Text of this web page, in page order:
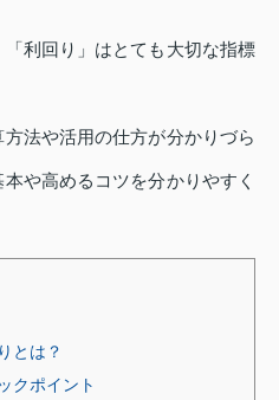
利回り」はとても大切な指標
法や活用の仕方が分かりづら
や高めるコツを分かりやすく
とは？
クポイント